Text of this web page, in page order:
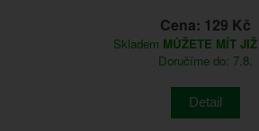
Cena: 129 Kč
Skladem MŮŽETE MÍT
Doručíme do: 7.8.
Detail